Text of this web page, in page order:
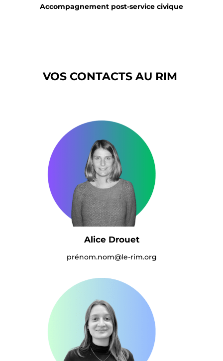
Accompagnement post-service civique
VOS CONTACTS AU RIM
Alice Drouet
prénom.nom@le-rim.org